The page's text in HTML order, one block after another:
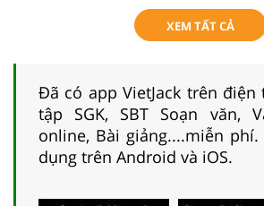
XEM TẤT CẢ
Đã có app VietJack trên điện
tập SGK, SBT Soạn văn,
online, Bài giảng....miễn
dụng trên Android và iOS.